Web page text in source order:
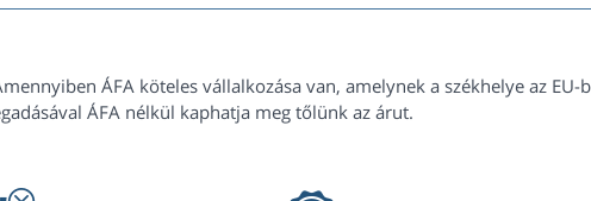
ÁFA köteles vállalkozása van, amelynek a székhelye az EU-
ÁFA nélkül kaphatja meg tőlünk az árut.